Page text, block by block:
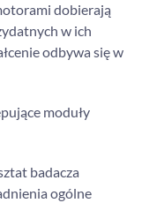
dobierają
w ich
odbywa się w
moduły
badacza
ogólne